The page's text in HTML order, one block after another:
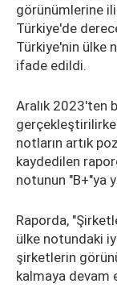
görünümlerine
Türkiye'de
Türkiye'nin ülke
ifade edildi.
Aralık 2023'ten
notların artık
kaydedilen
notunun "B+"ya
Raporda,
ülke notundaki
şirketlerin
kalmaya devam